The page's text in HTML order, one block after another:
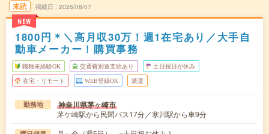
未読
NEW
掲載日 2026/08/07
1800円＊＼高月収30万！週1在宅あり／大手自
動車メーカー！購買事務
職種未経験OK 交通費別途支給あり 土日祝日が休み
在宅・リモート WEB登録OK 派遣
勤務地 神奈川県茅ヶ崎市
茅ケ崎駅から民間バス17分／寒川駅から車9分